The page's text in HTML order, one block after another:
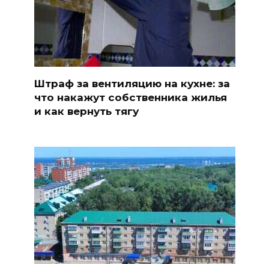
Штраф за вентиляцию на кухне: за
что накажут собственника жилья
и как вернуть тягу